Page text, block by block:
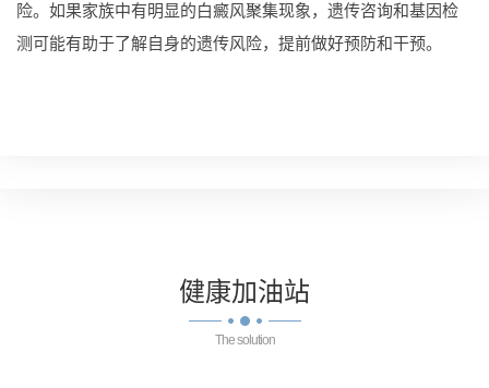
险。如果家族中有明显的白癜风聚集现象，遗传咨询和基因检
测可能有助于了解自身的遗传风险，提前做好预防和干预。
健康加油站
The solution